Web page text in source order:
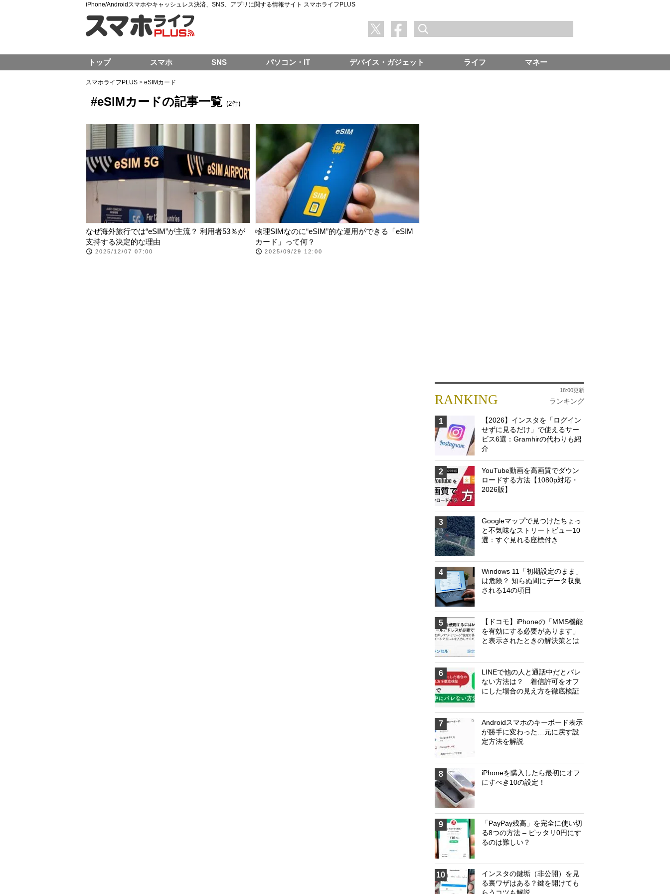
iPhone/Androidスマホやキャッシュレス決済、SNS、アプリに関する情報サイト スマホライフPLUS
スマホライフPLUS > eSIMカード
#eSIMカードの記事一覧 (2件)
なぜ海外旅行では“eSIM”が主流？ 利用者53％が
支持する決定的な理由
2025/12/07 07:00
物理SIMなのに“eSIM”的な運用ができる「eSIM
カード」って何？
2025/09/29 12:00
RANKING ランキング
18:00更新
1
【2026】インスタを「ログイン
せずに見るだけ」で使えるサー
ビス6選：Gramhirの代わりも紹
介
2
YouTube動画を高画質でダウン
ロードする方法【1080p対応・
2026版】
3
Googleマップで見つけたちょっ
と不気味なストリートビュー10
選：すぐ見れる座標付き
4
Windows 11「初期設定のまま」
は危険？ 知らぬ間にデータ収集
される14の項目
5
【ドコモ】iPhoneの「MMS機能
を有効にする必要があります」
と表示されたときの解決策とは
6
LINEで他の人と通話中だとバレ
ない方法は？ 着信許可をオフ
にした場合の見え方を徹底検証
7
Androidスマホのキーボード表示
が勝手に変わった…元に戻す設
定方法を解説
8
iPhoneを購入したら最初にオフ
にすべき10の設定！
9
「PayPay残高」を完全に使い切
る8つの方法 – ピッタリ0円にす
るのは難しい？
10
インスタの鍵垢（非公開）を見
る裏ワザはある？鍵を開けても
トップ スマホ SNS パソコン・IT デバイス・ガジェット ライフ マネー